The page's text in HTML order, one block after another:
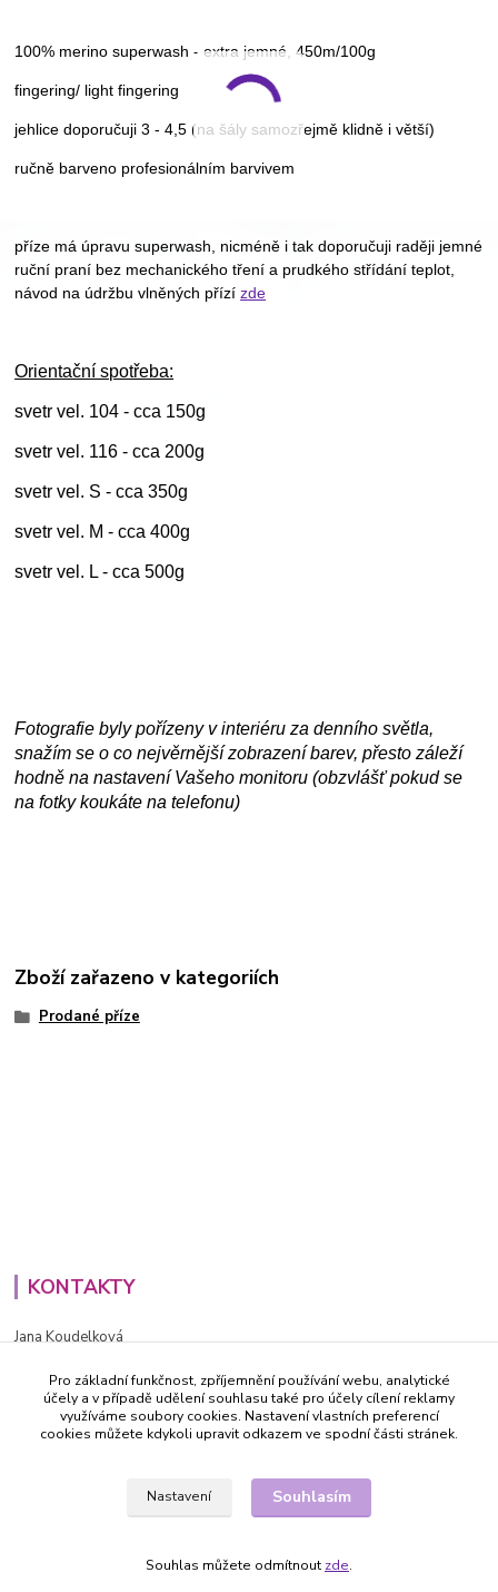
100% merino superwash - extra jemné, 450m/100g
fingering/ light fingering
jehlice doporučuji 3 - 4,5 (na šály samozřejmě klidně i větší)
ručně barveno profesionálním barvivem
příze má úpravu superwash, nicméně i tak doporučuji raději jemné
ruční praní bez mechanického tření a prudkého střídání teplot,
návod na údržbu vlněných přízízde
Orientační spotřeba:
svetr vel. 104 - cca 150g
svetr vel. 116 - cca 200g
svetr vel. S - cca 350g
svetr vel. M - cca 400g
svetr vel. L - cca 500g
Fotografie byly pořízeny v interiéru za denního světla,
snažím se o co nejvěrnější zobrazení barev, přesto záleží
hodně na nastavení Vašeho monitoru (obzvlášť pokud se
na fotky koukáte na telefonu)
Zboží zařazeno v kategoriích
Prodané příze
KONTAKTY
Jana Koudelková
PO - PÁ (8-16h)
info@decida.cz
Pro základní funkčnost, zpříjemnění používání webu, analytické
účely a v případě udělení souhlasu také pro účely cílení reklamy
využíváme soubory cookies. Nastavení vlastních preferencí
cookies můžete kdykoli upravit odkazem ve spodní části stránek.
Nastavení Souhlasím
Souhlas můžete odmítnout zde.